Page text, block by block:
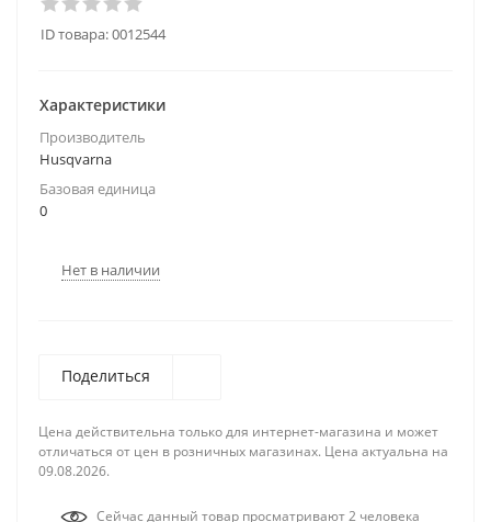
ID товара:0012544
Характеристики
Производитель
Husqvarna
Базовая единица
0
Нет в наличии
Поделиться
Цена действительна только для интернет-магазина и может
отличаться от цен в розничных магазинах. Цена актуальна на
09.08.2026.
Сейчас данный товар просматривают 2 человека